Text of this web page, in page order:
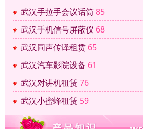
武汉手拉手会议话筒85
武汉手机信号屏蔽仪 68
武汉同声传译租赁 65
武汉汽车影院设备 61
武汉对讲机租赁76
武汉小蜜蜂租赁 59